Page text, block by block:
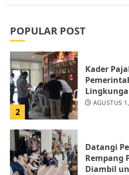
POPULAR POST
1
2
Kader
AGUSTUS
Datangi
Rempang
Diambil